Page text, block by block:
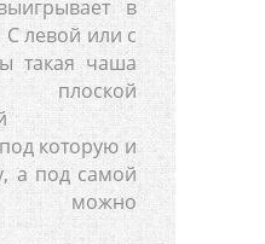
в
С левой или с
такая чаша
плоской
которую и
а под самой
можно